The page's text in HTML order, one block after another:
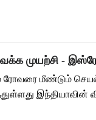
முயற்சி -
ரோவரை மீண்டும்
இந்தியாவின்